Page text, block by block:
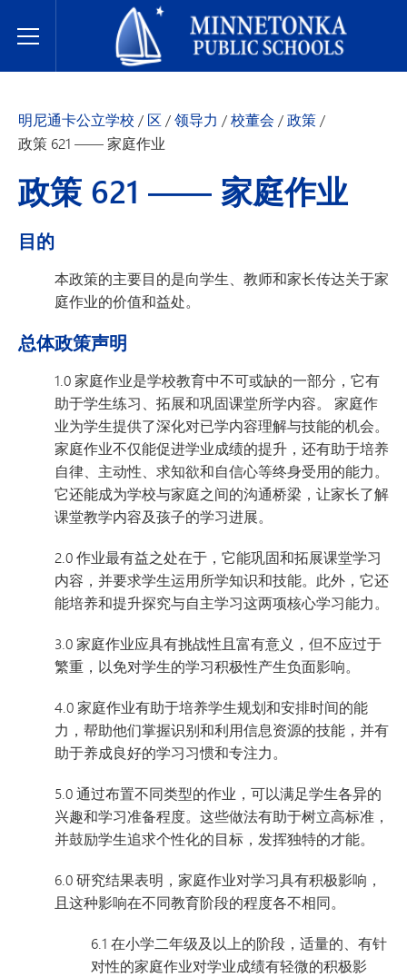
Toggle Menu
明尼通卡公立学校
明尼通卡公立学校 / 区/领导力 /校董会 /政策/
政策 621 —— 家庭作业
政策 621 —— 家庭作业
目的
本政策的主要目的是向学生、教师和家长传达关于家
庭作业的价值和益处。
总体政策声明
1.0 家庭作业是学校教育中不可或缺的一部分，它有
助于学生练习、拓展和巩固课堂所学内容。 家庭作
业为学生提供了深化对已学内容理解与技能的机会。
家庭作业不仅能促进学业成绩的提升，还有助于培养
自律、主动性、求知欲和自信心等终身受用的能力。
它还能成为学校与家庭之间的沟通桥梁，让家长了解
课堂教学内容及孩子的学习进展。
2.0 作业最有益之处在于，它能巩固和拓展课堂学习
内容，并要求学生运用所学知识和技能。此外，它还
能培养和提升探究与自主学习这两项核心学习能力。
3.0 家庭作业应具有挑战性且富有意义，但不应过于
繁重，以免对学生的学习积极性产生负面影响。
4.0 家庭作业有助于培养学生规划和安排时间的能
力，帮助他们掌握识别和利用信息资源的技能，并有
助于养成良好的学习习惯和专注力。
5.0 通过布置不同类型的作业，可以满足学生各异的
兴趣和学习准备程度。这些做法有助于树立高标准，
并鼓励学生追求个性化的目标，发挥独特的才能。
6.0 研究结果表明，家庭作业对学习具有积极影响，
且这种影响在不同教育阶段的程度各不相同。
6.1 在小学二年级及以上的阶段，适量的、有针
对性的家庭作业对学业成绩有轻微的积极影